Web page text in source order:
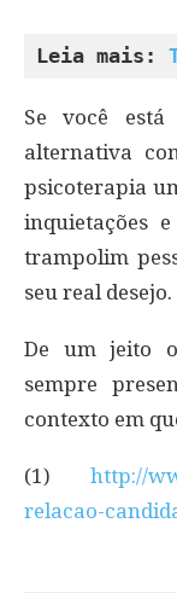
Leia mais:
Se você
alternativa
psicoterapia
inquietações
trampolim
seu real desejo.
De um jeito
sempre
contexto em
(1) http://
relacao-